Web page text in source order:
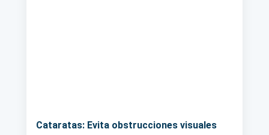
Cataratas: Evita obstrucciones visuales